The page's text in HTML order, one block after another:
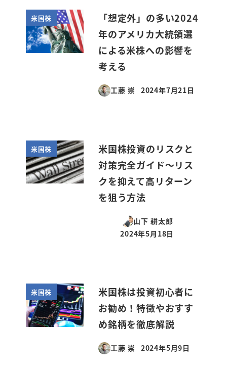
米国株
「想定外」の多い2024
年のアメリカ大統領選
による米株への影響を
考える
工藤 崇
投稿日
2024年7月21日
米国株
米国株投資のリスクと
対策完全ガイド～リス
クを抑えて高リターン
を狙う方法
山下 耕太郎
投稿日
2024年5月18日
米国株
米国株は投資初心者に
お勧め！特徴やおすす
め銘柄を徹底解説
工藤 崇
投稿日
2024年5月9日